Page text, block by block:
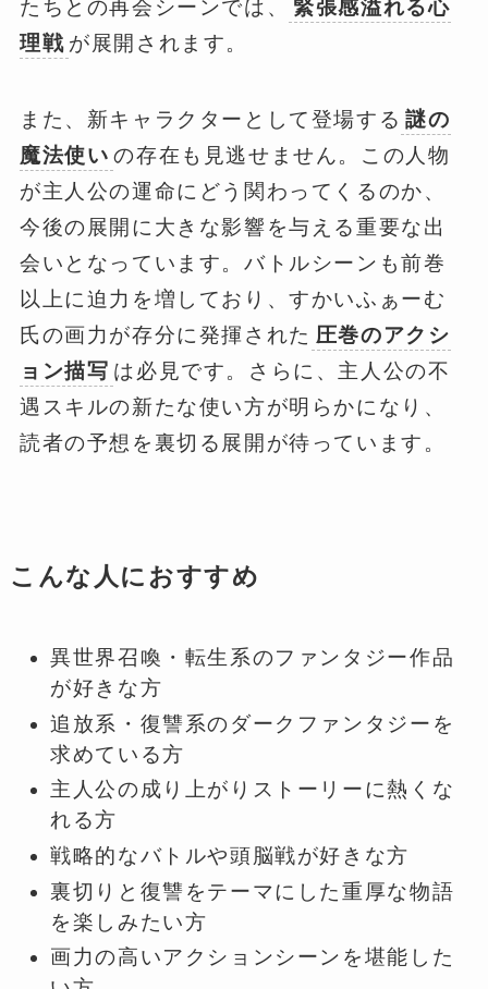
たちとの再会シーンでは、
緊張感溢れる心
理戦 が展開されます。
また、新キャラクターとして登場する 謎の
魔法使い の存在も見逃せません。この人物
が主人公の運命にどう関わってくるのか、
今後の展開に大きな影響を与える重要な出
会いとなっています。バトルシーンも前巻
以上に迫力を増しており、すかいふぁーむ
氏の画力が存分に発揮された 圧巻のアクシ
ョン描写 は必見です。さらに、主人公の不
遇スキルの新たな使い方が明らかになり、
読者の予想を裏切る展開が待っています。
こんな人におすすめ
異世界召喚・転生系のファンタジー作品
が好きな方
追放系・復讐系のダークファンタジーを
求めている方
主人公の成り上がりストーリーに熱くな
れる方
戦略的なバトルや頭脳戦が好きな方
裏切りと復讐をテーマにした重厚な物語
を楽しみたい方
画力の高いアクションシーンを堪能した